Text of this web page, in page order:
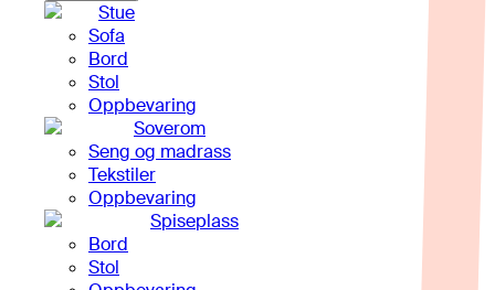
Stue
Sofa
Bord
Stol
Oppbevaring
Soverom
Seng og madrass
Tekstiler
Oppbevaring
Spiseplass
Bord
Stol